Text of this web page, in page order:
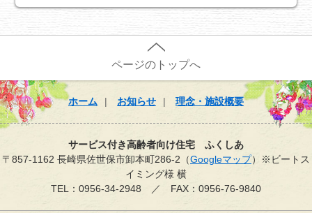
ページのトップへ
ホーム お知らせ 理念・施設概要
サービス付き高齢者向け住宅 ふくしあ
〒857-1162 長崎県佐世保市卸本町286-2（Googleマップ）※ビートス
イミング様 横
TEL：0956-34-2948 ／ FAX：0956-76-9840